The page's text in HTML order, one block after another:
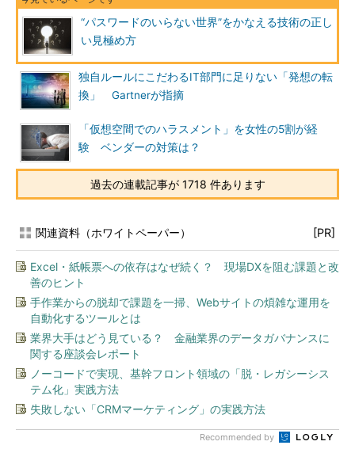
“パスワードのいらない世界”をかなえる技術の正し
い見極め方
独自ルールにこだわるIT部門に足りない「発想の転
換」 Gartnerが指摘
「仮想空間でのハラスメント」を女性の5割が経
験 ベンダーの対策は？
過去の連載記事が 1718 件あります
関連資料（ホワイトペーパー） [PR]
Excel・紙帳票への依存はなぜ続く？ 現場DXを阻む課題と改
善のヒント
手作業からの脱却で課題を一掃、Webサイトの煩雑な運用を
自動化するツールとは
業界大手はどう見ている？ 金融業界のデータガバナンスに
関する座談会レポート
ノーコードで実現、基幹フロント領域の「脱・レガシーシス
テム化」実践方法
失敗しない「CRMマーケティング」の実践方法
Recommended by